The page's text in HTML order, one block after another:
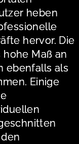
heben
hervor. Die
Maß an
ebenfalls als
Einige